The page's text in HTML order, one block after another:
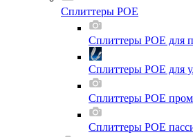
Сплиттеры POE
Сплиттеры POE для
Сплиттеры POE для
Сплиттеры POE
Сплиттеры POE